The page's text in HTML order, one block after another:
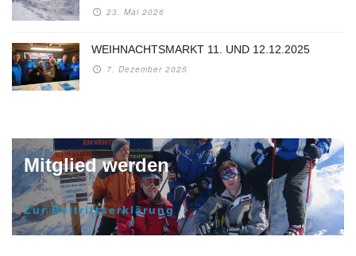
23. Mai 2026
WEIHNACHTSMARKT 11. UND 12.12.2025
7. Dezember 2025
Mitglied werden
Zur Beitrittserklärung